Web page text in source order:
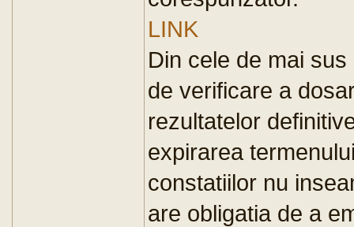
LINK
Din cele de mai
de verificare a
rezultatelor
expirarea
constatiilor nu
are obligatia de a